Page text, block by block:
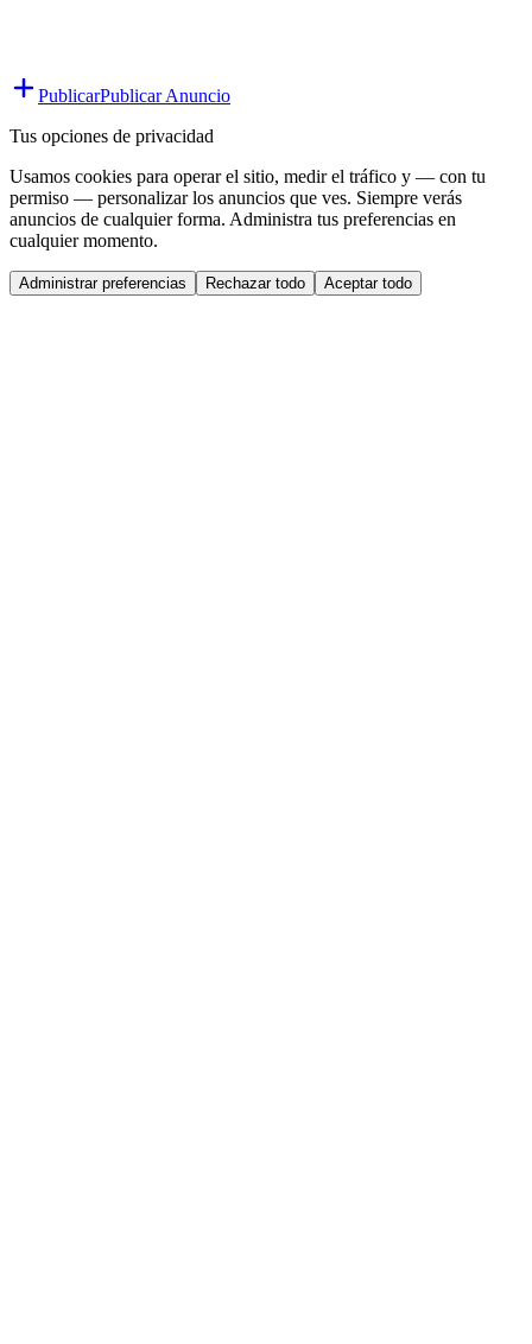
PublicarPublicar Anuncio
Tus opciones de privacidad
Usamos cookies para operar el sitio, medir el tráfico y — con tu
permiso — personalizar los anuncios que ves. Siempre verás
anuncios de cualquier forma. Administra tus preferencias en
cualquier momento.
Administrar preferencias Rechazar todo Aceptar todo